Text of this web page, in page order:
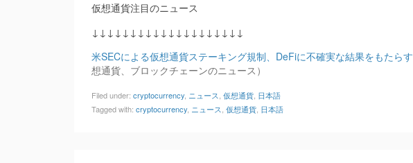
仮想通貨注目のニュース
↓↓↓↓↓↓↓↓↓↓↓↓↓↓↓↓↓↓↓↓
米SECによる仮想通貨ステーキング規制、DeFiに不確実な結果をもたらす
想通貨、ブロックチェーンのニュース）
Filed under: cryptocurrency ニュース 仮想通貨 日本語
Tagged with: cryptocurrency ニュース 仮想通貨 日本語